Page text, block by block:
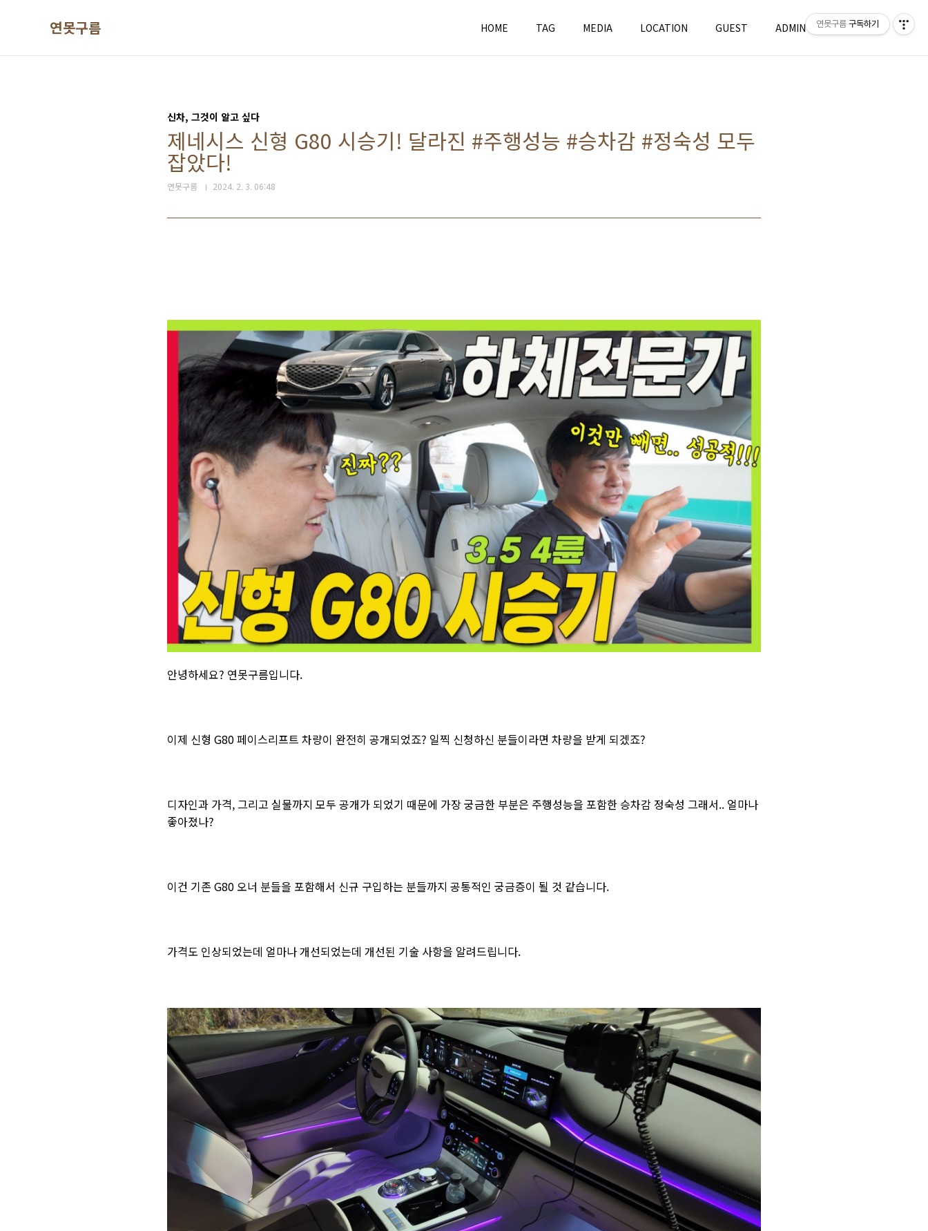
연못구름 HOME TAG MEDIA LOCATION GUEST ADMIN WRITE
신차, 그것이 알고 싶다
제네시스 신형 G80 시승기! 달라진 #주행성능 #승차감 #정숙성 모두
잡았다!
연못구름 2024. 2. 3. 06:48
안녕하세요? 연못구름입니다.
이제 신형 G80 페이스리프트 차량이 완전히 공개되었죠? 일찍 신청하신 분들이라면 차량을 받게 되겠죠?
디자인과 가격, 그리고 실물까지 모두 공개가 되었기 때문에 가장 궁금한 부분은 주행성능을 포함한 승차감 정숙성 그래서.. 얼마나
좋아졌나?
이건 기존 G80 오너 분들을 포함해서 신규 구입하는 분들까지 공통적인 궁금증이 될 것 같습니다.
가격도 인상되었는데 얼마나 개선되었는데 개선된 기술 사항을 알려드립니다.
연못구름 구독하기